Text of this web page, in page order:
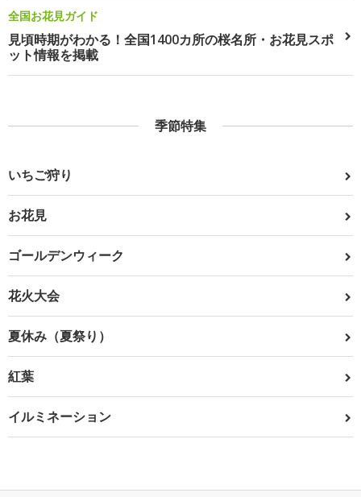
全国お花見ガイド
見頃時期がわかる！全国1400カ所の桜名所・お花見スポ
ット情報を掲載
季節特集
いちご狩り
お花見
ゴールデンウィーク
花火大会
夏休み（夏祭り）
紅葉
イルミネーション